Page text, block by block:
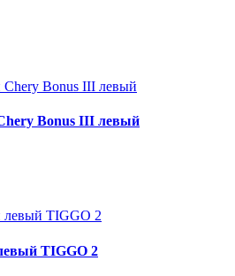
Bonus III левый
TIGGO 2